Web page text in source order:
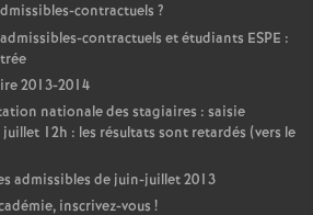
contractuels ?
contractuels et étudiants ESPE :
2013-2014
nationale des stagiaires : saisie
juillet 12h : les résultats sont retardés (vers le
admissibles de juin-juillet 2013
inscrivez-vous !